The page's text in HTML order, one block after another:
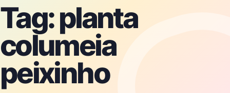
Tag:planta
columeia
peixinho